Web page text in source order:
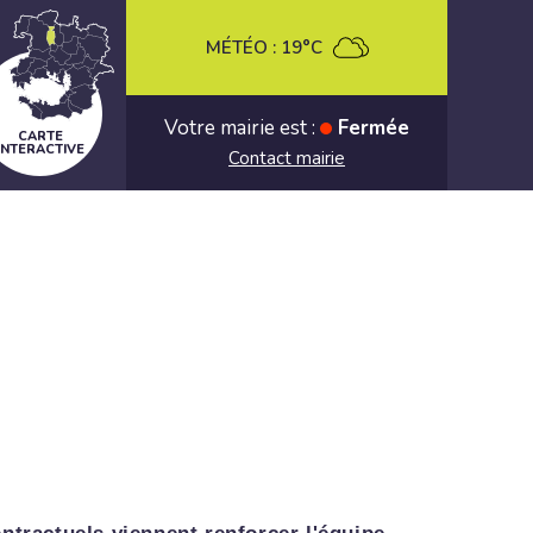
CARTE
MÉTÉO : 19°C
Votre mairie est : Fermée
Contact mairie